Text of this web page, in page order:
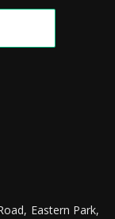
Eastern Park,